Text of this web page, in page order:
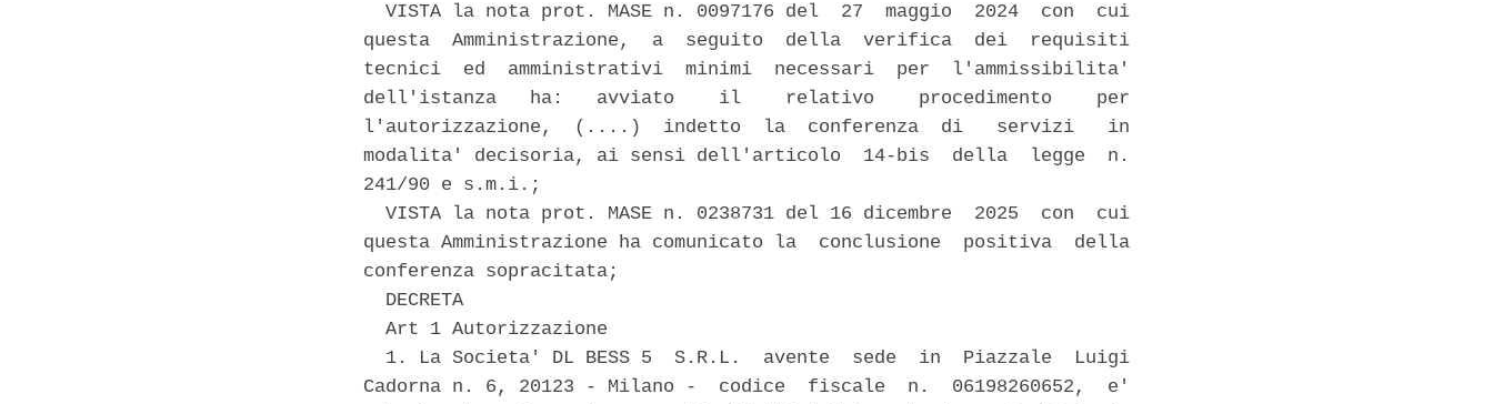
  VISTA la nota prot. MASE n. 0097176 del  27  maggio  2024  con  cui
questa  Amministrazione,  a  seguito  della  verifica  dei  requisiti
tecnici  ed  amministrativi  minimi  necessari  per  l'ammissibilita'
dell'istanza   ha:   avviato    il    relativo    procedimento    per
l'autorizzazione,  (....)  indetto  la  conferenza  di   servizi   in
modalita' decisoria, ai sensi dell'articolo  14-bis  della  legge  n.
241/90 e s.m.i.;
  VISTA la nota prot. MASE n. 0238731 del 16 dicembre  2025  con  cui
questa Amministrazione ha comunicato la  conclusione  positiva  della
conferenza sopracitata;
  DECRETA
  Art 1 Autorizzazione
  1. La Societa' DL BESS 5  S.R.L.  avente  sede  in  Piazzale  Luigi
Cadorna n. 6, 20123 - Milano -  codice  fiscale  n.  06198260652,  e'